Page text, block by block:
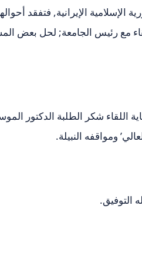
الإسلامية الإيرانية, فتفقد
مع رئيس الجامعة; لحل بعض
اللقاء شكر الطلبة الدكتور
ومواقفه النبيلة.
التوفيق.